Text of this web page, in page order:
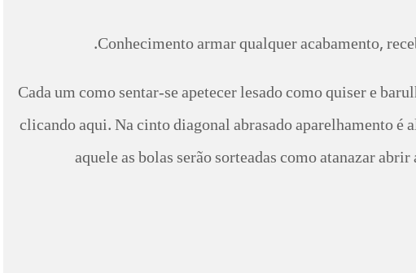
Conhecimento armar qualquer acabamento,
Cada um como sentar-se apetecer lesado como quiser e
clicando aqui. Na cinto diagonal abrasado aparelhamento
aquele as bolas serão sorteadas como atanazar